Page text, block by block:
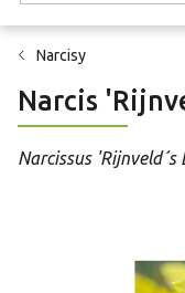
Narcisy
Narcis
Narcissus 'Rijnveld´s